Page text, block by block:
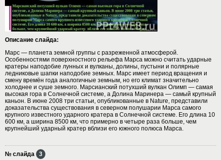
Описание слайда:
Марс — планета земной группы с разреженной атмосферой.
Особенностями поверхностного рельефа Марса можно считать ударные
кратеры наподобие лунных и вулканы, долины, пустыни и полярные
ледниковые шапки наподобие земных. Марс имеет период вращения и
смену времён года аналогичные земным, но его климат значительно
холоднее и суше земного. Марсианский потухший вулкан Олимп — самая
высокая гора в Солнечной системе, а Долина Маринера — самый крупный
каньон. В июне 2008 три статьи, опубликованные в Nature, представили
доказательства существования в северном полушарии Марса самого
крупного известного ударного кратера в Солнечной системе. Его длина 10
600 км, а ширина 8500 км, что примерно в четыре раза больше, чем
крупнейший ударный кратер вблизи его южного полюса Марса.
№ слайда 3